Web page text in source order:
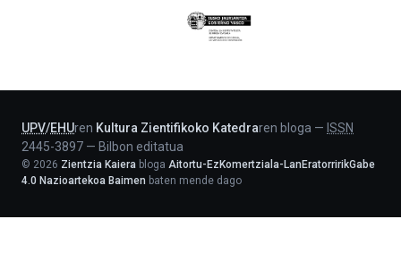
Eusko
Jaurlaritza
UPV/EHUren Kultura Zientifikoko Katedraren bloga — ISSN
2445-3897 — Bilbon editatua
© 2026 Zientzia Kaiera bloga Aitortu-EzKomertziala-LanEratorririkGabe
4.0 Nazioartekoa Baimen baten mende dago